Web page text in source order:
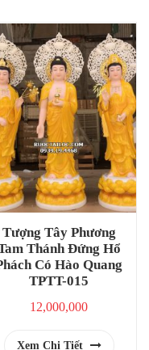
Tượng Tây Phương
Thánh Đứng Hổ
Có Hào Quang
TPTT-015
12,000,000
Xem Chi Tiết